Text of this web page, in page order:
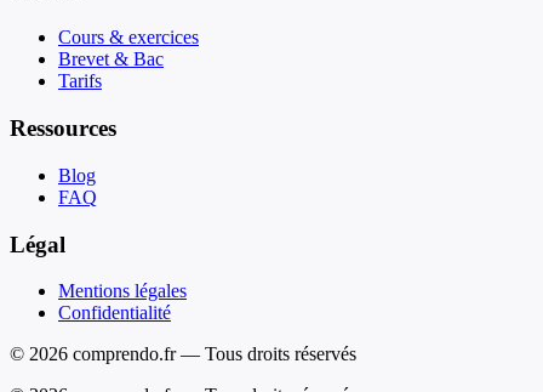
Cours & exercices
Brevet & Bac
Tarifs
Ressources
Blog
FAQ
Légal
Mentions légales
Confidentialité
© 2026 comprendo.fr — Tous droits réservés